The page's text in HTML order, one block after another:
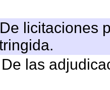
licitaciones
las